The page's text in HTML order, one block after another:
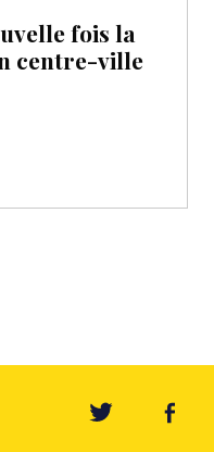
fois la
centre-ville